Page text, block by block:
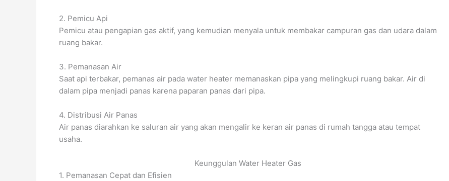
2. Pemicu Api
Pemicu atau pengapian gas aktif, yang kemudian menyala untuk membakar campuran gas dan udara dalam
ruang bakar.
3. Pemanasan Air
Saat api terbakar, pemanas air pada water heater memanaskan pipa yang melingkupi ruang bakar. Air di
dalam pipa menjadi panas karena paparan panas dari pipa.
4. Distribusi Air Panas
Air panas diarahkan ke saluran air yang akan mengalir ke keran air panas di rumah tangga atau tempat
usaha.
Keunggulan Water Heater Gas
1. Pemanasan Cepat dan Efisien